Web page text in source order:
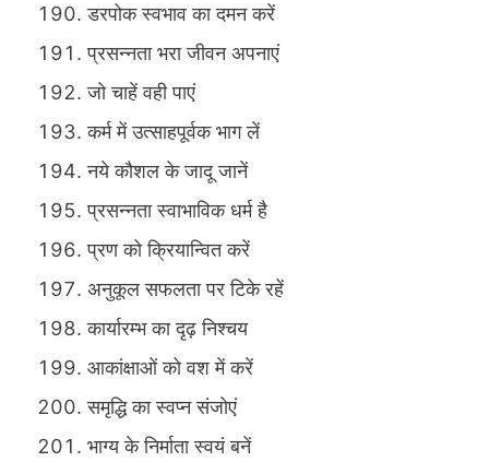
डरपोक स्वभाव का दमन करें
प्रसन्नता भरा जीवन अपनाएं
जो चाहें वही पाएं
कर्म में उत्साहपूर्वक भाग लें
नये कौशल के जादू जानें
प्रसन्नता स्वाभाविक धर्म है
प्रण को क्रियान्वित करें
अनुकूल सफलता पर टिके रहें
कार्यारम्भ का दृढ़ निश्चय
आकांक्षाओं को वश में करें
समृद्धि का स्वप्न संजोएं
भाग्य के निर्माता स्वयं बनें